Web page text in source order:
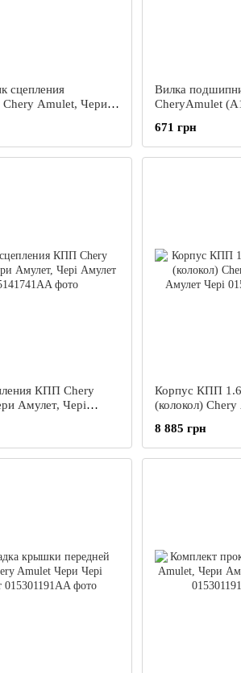
сцепления
Amulet, Чери
Вилка
CheryAmulet
671 грн
КПП Chery
Амулет, Чері
Корпус КПП 1.6
(колокол)
8 885 грн